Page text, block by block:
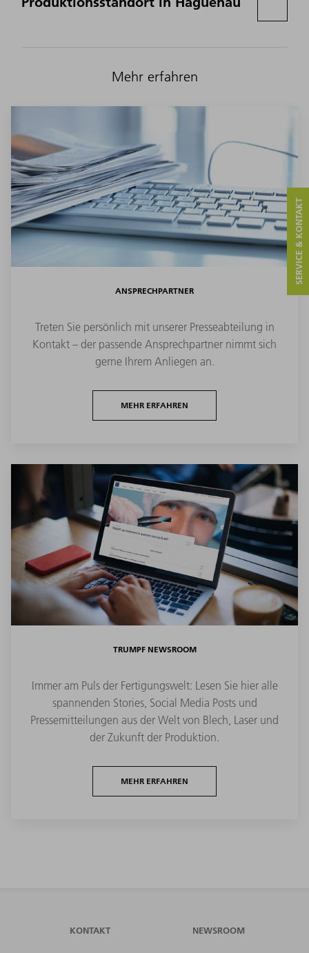
Mehr erfahren
ANSPRECHPARTNER
Treten Sie persönlich mit unserer Presseabteilung in
Kontakt – der passende Ansprechpartner nimmt sich
gerne Ihrem Anliegen an.
MEHR ERFAHREN
TRUMPF NEWSROOM
Immer am Puls der Fertigungswelt: Lesen Sie hier alle
spannenden Stories, Social Media Posts und
Pressemitteilungen aus der Welt von Blech, Laser und
der Zukunft der Produktion.
MEHR ERFAHREN
SERVICE & KONTAKT
KONTAKT NEWSROOM